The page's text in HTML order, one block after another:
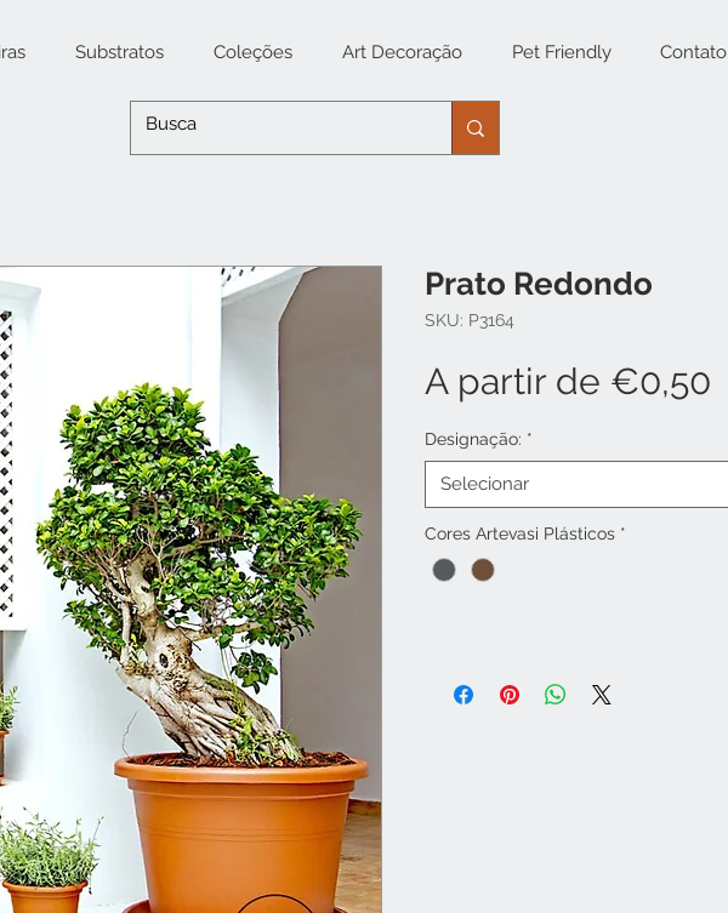
Substratos Coleções Art Decoração Pet Friendly Contato
Prato Redondo
SKU: P3164
A partir de €0,50
Designação: *
Selecionar
Cores Artevasi Plásticos *